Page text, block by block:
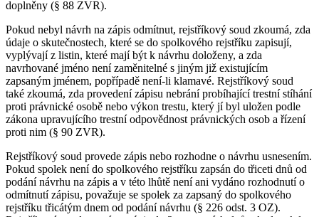
doplněny (§ 88 ZVR).
Pokud nebyl návrh na zápis odmítnut, rejstříkový soud zkoumá, zda
údaje o skutečnostech, které se do spolkového rejstříku zapisují,
vyplývají z listin, které mají být k návrhu doloženy, a zda
navrhované jméno není zaměnitelné s jiným již existujícím
zapsaným jménem, popřípadě není-li klamavé. Rejstříkový soud
také zkoumá, zda provedení zápisu nebrání probíhající trestní stíhání
proti právnické osobě nebo výkon trestu, který jí byl uložen podle
zákona upravujícího trestní odpovědnost právnických osob a řízení
proti nim (§ 90 ZVR).
Rejstříkový soud provede zápis nebo rozhodne o návrhu usnesením.
Pokud spolek není do spolkového rejstříku zapsán do třiceti dnů od
podání návrhu na zápis a v této lhůtě není ani vydáno rozhodnutí o
odmítnutí zápisu, považuje se spolek za zapsaný do spolkového
rejstříku třicátým dnem od podání návrhu (§ 226 odst. 3 OZ).